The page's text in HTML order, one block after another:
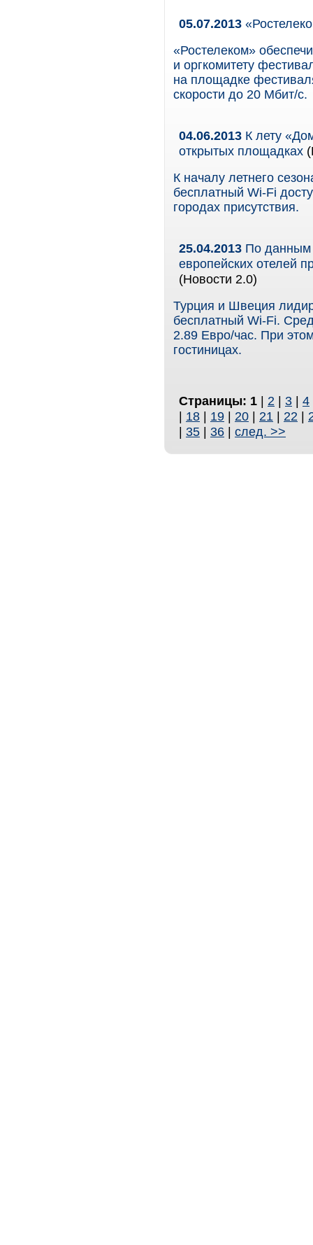
05.07.2013
«Ростелеком»
и оргкомитету
на площадке
скорости до 20 Мбит/с.
04.06.2013 К лету
открытых площадках
К началу летнего
бесплатный Wi-Fi
городах присутствия.
25.04.2013 По данным
европейских отелей
(Новости 2.0)
Турция и Швеция
бесплатный Wi-Fi.
2.89 Евро/час. При
гостиницах.
Страницы: 1 | 2 | 3 | 4
| 18 | 19 | 20 | 21 | 22 |
| 35 | 36 | след. >>